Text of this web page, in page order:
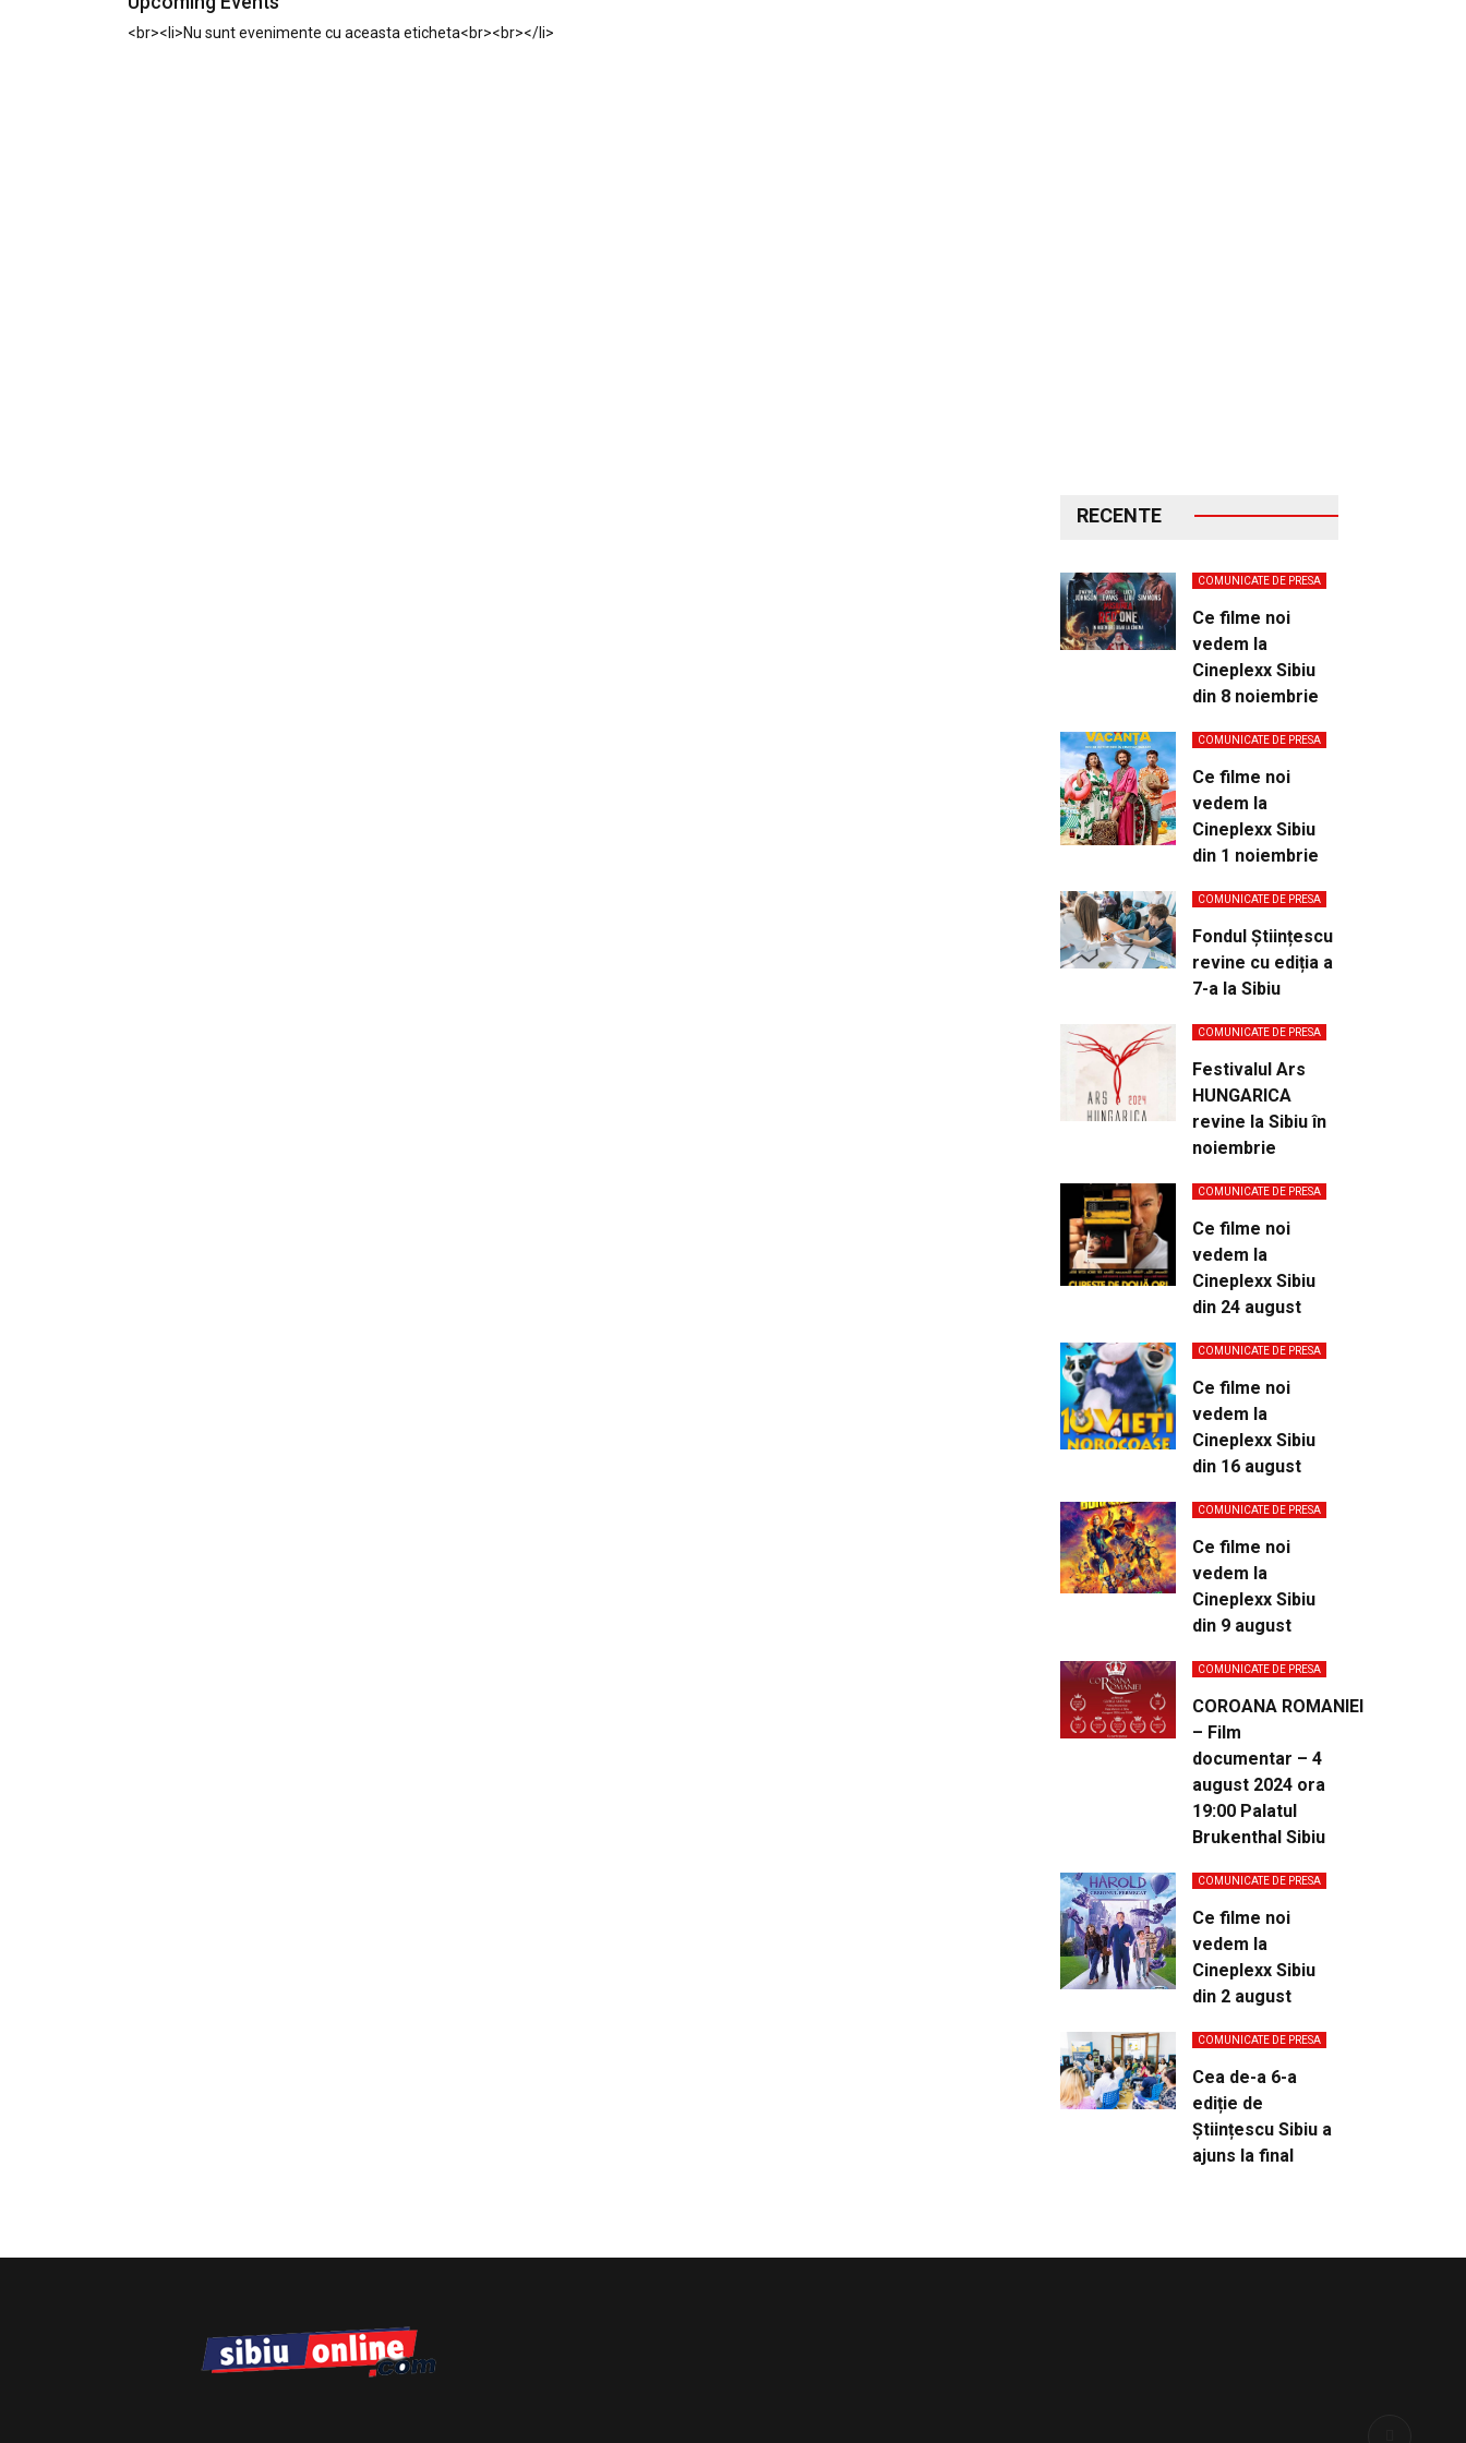
<br><li>Nu sunt evenimente cu aceasta eticheta<br><br></li>
RECENTE
COMUNICATE DE PRESA
Ce filme noi
vedem la
Cineplexx Sibiu
din 8 noiembrie
COMUNICATE DE PRESA
Ce filme noi
vedem la
Cineplexx Sibiu
din 1 noiembrie
COMUNICATE DE PRESA
Fondul Științescu
revine cu ediția a
7-a la Sibiu
COMUNICATE DE PRESA
Festivalul Ars
HUNGARICA
revine la Sibiu în
noiembrie
COMUNICATE DE PRESA
Ce filme noi
vedem la
Cineplexx Sibiu
din 24 august
COMUNICATE DE PRESA
Ce filme noi
vedem la
Cineplexx Sibiu
din 16 august
COMUNICATE DE PRESA
Ce filme noi
vedem la
Cineplexx Sibiu
din 9 august
COMUNICATE DE PRESA
COROANA ROMANIEI
– Film
documentar – 4
august 2024 ora
19:00 Palatul
Brukenthal Sibiu
COMUNICATE DE PRESA
Ce filme noi
vedem la
Cineplexx Sibiu
din 2 august
COMUNICATE DE PRESA
Cea de-a 6-a
ediție de
Științescu Sibiu a
ajuns la final